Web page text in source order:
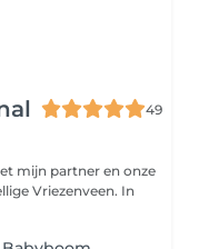
49
mijn partner en onze
Vriezenveen. In